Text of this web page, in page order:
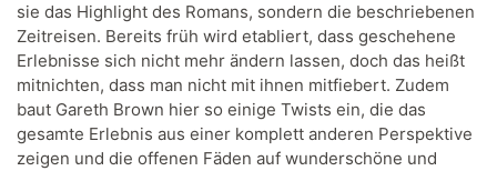
sie das Highlight des Romans, sondern die beschriebenen
Zeitreisen. Bereits früh wird etabliert, dass geschehene
Erlebnisse sich nicht mehr ändern lassen, doch das heißt
mitnichten, dass man nicht mit ihnen mitfiebert. Zudem
baut Gareth Brown hier so einige Twists ein, die das
gesamte Erlebnis aus einer komplett anderen Perspektive
zeigen und die offenen Fäden auf wunderschöne und